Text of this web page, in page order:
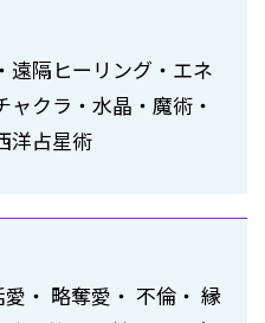
遠隔ヒーリング・エネ
クラ・水晶・魔術・
洋占星術
・ 略奪愛・ 不倫・ 縁